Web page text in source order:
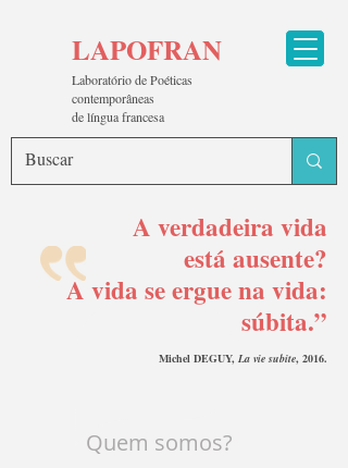
LAPOFRAN
Laboratório de Poéticas
contemporâneas
de língua francesa
A verdadeira vida
está ausente?
A vida se ergue na vida:
súbita.”
Michel DEGUY, La vie subite, 2016.
Quem somos?